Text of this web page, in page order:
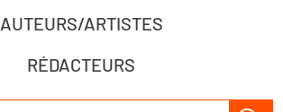
AUTEURS/ARTISTES
RÉDACTEURS